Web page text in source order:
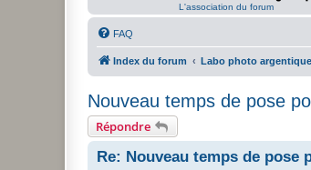
L'association du forum
FAQ
Index du forum Labo photo argentique
Nouveau temps de pose
Répondre
Re: Nouveau temps de